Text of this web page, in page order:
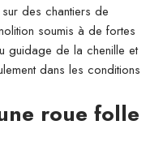
des chantiers de
soumis à de fortes
guidage de la chenille et
dans les conditions
roue folle